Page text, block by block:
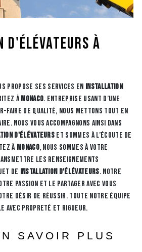
à
propose ses services en installation
àMonaco. Entreprise usant d’une
faire de qualité, nous mettons tout en
Nous vous accompagnons ainsi dans
d'élévateurs et sommes à l’écoute de
à Monaco, nous sommes à votre
les renseignements
de installation d'élévateurs. Notre
passion et le partager avec vous
désir de réussir. Toute notre équipe
avec propreté et rigueur.
SAVOIR PLUS